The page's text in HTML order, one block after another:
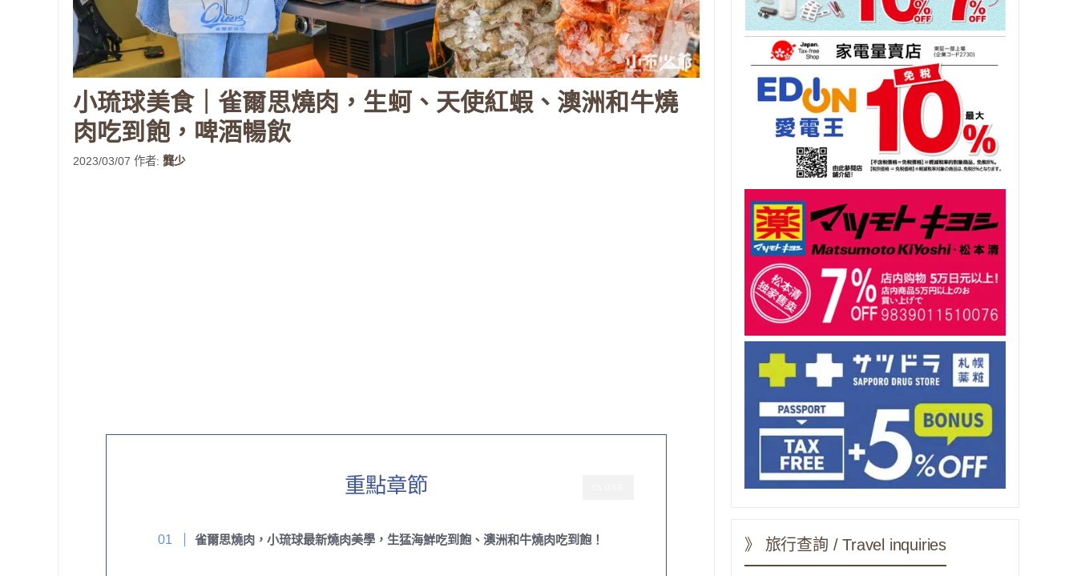
小琉球美食｜雀爾思燒肉，生蚵、天使紅蝦、澳洲和牛燒
肉吃到飽，啤酒暢飲
2023/03/07 作者: 龔少
重點章節
雀爾思燒肉，小琉球最新燒肉美學，生猛海鮮吃到飽、澳洲和牛燒肉吃到飽！ 》 旅行查詢 / Travel inquiries